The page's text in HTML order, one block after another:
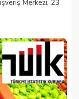
Merkezi, 23